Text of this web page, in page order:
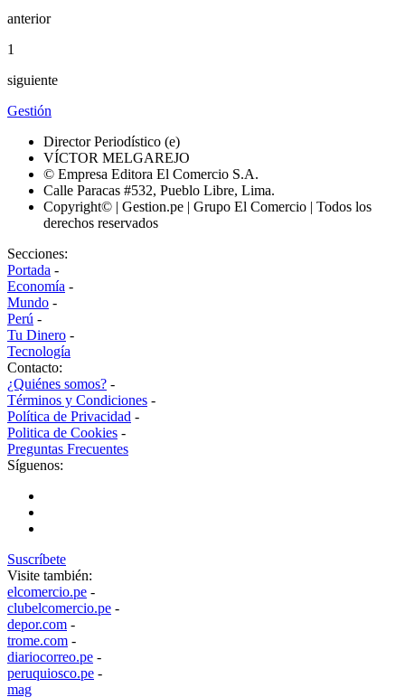
anterior
1
siguiente
Gestión
Director Periodístico (e)
VÍCTOR MELGAREJO
© Empresa Editora El Comercio S.A.
Calle Paracas #532, Pueblo Libre, Lima.
Copyright© | Gestion.pe | Grupo El Comercio | Todos los
derechos reservados
Secciones:
Portada -
Economía -
Mundo -
Perú -
Tu Dinero -
Tecnología
Contacto:
¿Quiénes somos? -
Términos y Condiciones -
Política de Privacidad -
Politica de Cookies -
Preguntas Frecuentes
Síguenos:
Suscríbete
Visite también:
elcomercio.pe -
clubelcomercio.pe -
depor.com -
trome.com -
diariocorreo.pe -
peruquiosco.pe -
mag